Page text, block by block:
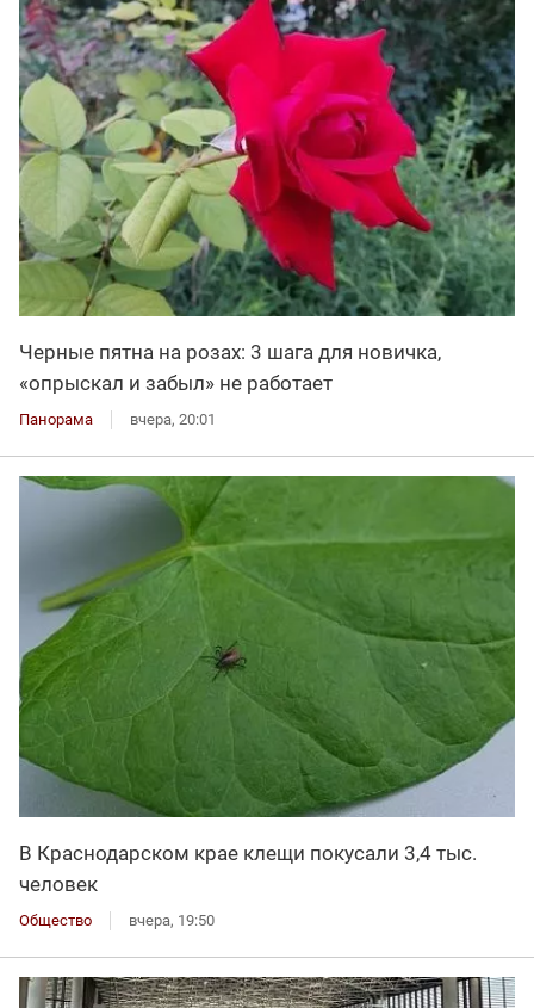
Черные пятна на розах: 3 шага для новичка,
«опрыскал и забыл» не работает
Панорама вчера, 20:01
В Краснодарском крае клещи покусали 3,4 тыс.
человек
Общество вчера, 19:50